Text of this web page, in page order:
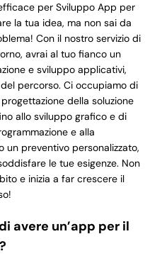
per Sviluppo App per
la tua idea, ma non sai da
Con il nostro servizio di
avrai al tuo fianco un
e sviluppo applicativi,
percorso. Ci occupiamo di
della soluzione
allo sviluppo grafico e di
e alla
un preventivo personalizzato,
le tue esigenze. Non
e inizia a far crescere il
avere un’app per il